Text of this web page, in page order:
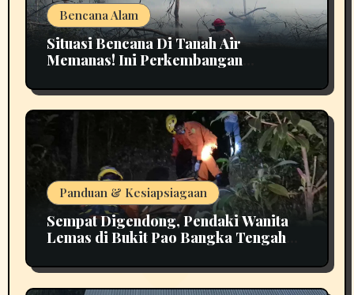
Bencana Alam
Situasi Bencana Di Tanah Air
Memanas! Ini Perkembangan
Panduan & Kesiapsiagaan
Sempat Digendong, Pendaki Wanita
Lemas di Bukit Pao Bangka Tengah